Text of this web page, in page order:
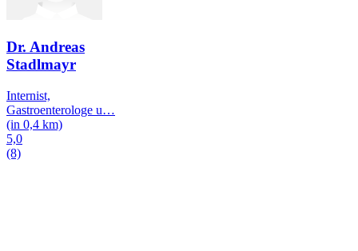
Dr. Andreas
Stadlmayr
Internist,
Gastroenterologe u…
(in 0,4 km)
5,0
(8)